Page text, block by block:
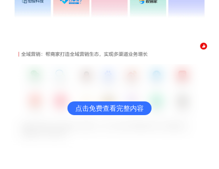
点击免费查看完整内容